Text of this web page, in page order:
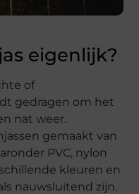
eigenlijk?
of
gedragen om het
nat weer.
gemaakt van
PVC, nylon
kleuren en
nauwsluitend zijn.